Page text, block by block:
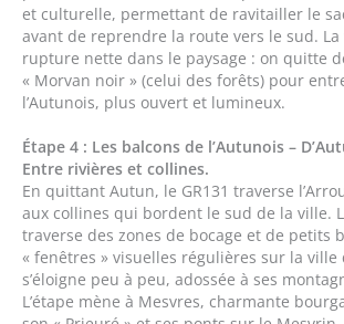
et culturelle, permettant de ravitailler le
avant de reprendre la route vers le sud.
rupture nette dans le paysage : on quitte
« Morvan noir » (celui des forêts) pour
l’Autunois, plus ouvert et lumineux.
Étape 4 : Les balcons de l’Autunois –
Entre rivières et collines.
En quittant Autun, le GR131 traverse
aux collines qui bordent le sud de la ville.
traverse des zones de bocage et de petits
« fenêtres » visuelles régulières sur la ville
s’éloigne peu à peu, adossée à ses
L’étape mène à Mesvres, charmante